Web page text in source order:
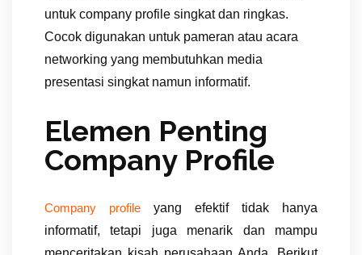
untuk company profile singkat dan ringkas.
Cocok digunakan untuk pameran atau acara
networking yang membutuhkan media
presentasi singkat namun informatif.
Elemen Penting
Company Profile
Company profile yang efektif tidak hanya
informatif, tetapi juga menarik dan mampu